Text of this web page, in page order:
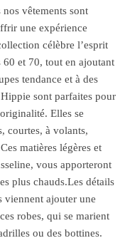
vêtements sont
une expérience
célèbre l’esprit
60 et 70, tout en ajoutant
tendance et à des
sont parfaites pour
Elles se
courtes, à volants,
matières légères et
vous apporteront
plus chauds.Les détails
viennent ajouter une
robes, qui se marient
ou des bottines.